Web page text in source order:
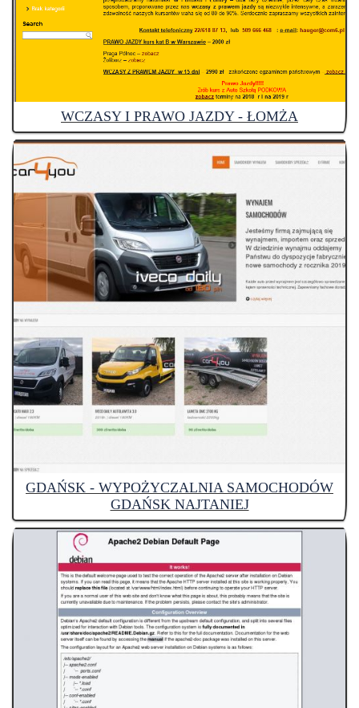
WCZASY I PRAWO JAZDY - ŁOMŻA
GDAŃSK - WYPOŻYCZALNIA SAMOCHODÓW
GDAŃSK NAJTANIEJ